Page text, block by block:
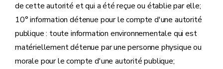
de cette autorité et qui a été reçue ou établie par elle;
10° information détenue pour le compte d'une autorité
publique : toute information environnementale qui est
matériellement détenue par une personne physique ou
morale pour le compte d'une autorité publique;